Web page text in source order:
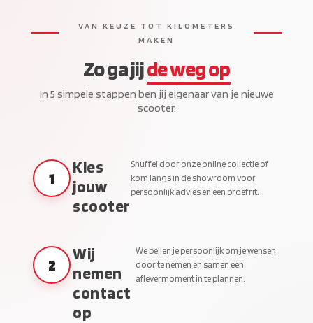
VAN KEUZE TOT KILOMETERS
MAKEN
Zo ga jijde weg op
In 5 simpele stappen ben jij eigenaar van je nieuwe
scooter.
1
Kies
jouw
scooter
Snuffel door onze online collectie of
kom langs in de showroom voor
persoonlijk advies en een proefrit.
2
Wij
nemen
contact
op
We bellen je persoonlijk om je wensen
door te nemen en samen een
aflevermoment in te plannen.